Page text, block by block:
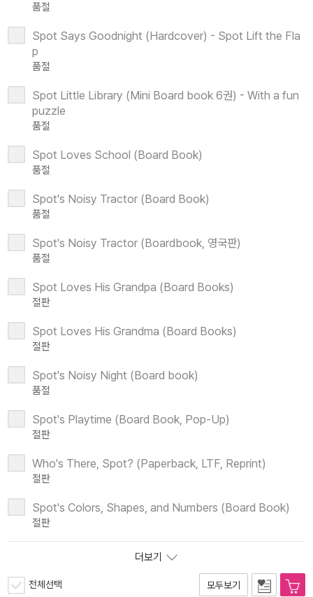
품절
Spot Says Goodnight (Hardcover) - Spot Lift the Fla
p
품절
Spot Little Library (Mini Board book 6권) - With a fun
puzzle
품절
Spot Loves School (Board Book)
품절
Spot's Noisy Tractor (Board Book)
품절
Spot's Noisy Tractor (Boardbook, 영국판)
품절
Spot Loves His Grandpa (Board Books)
절판
Spot Loves His Grandma (Board Books)
절판
Spot's Noisy Night (Board book)
품절
Spot's Playtime (Board Book, Pop-Up)
절판
Who's There, Spot? (Paperback, LTF, Reprint)
절판
Spot's Colors, Shapes, and Numbers (Board Book)
절판
더보기
전체선택 모두보기